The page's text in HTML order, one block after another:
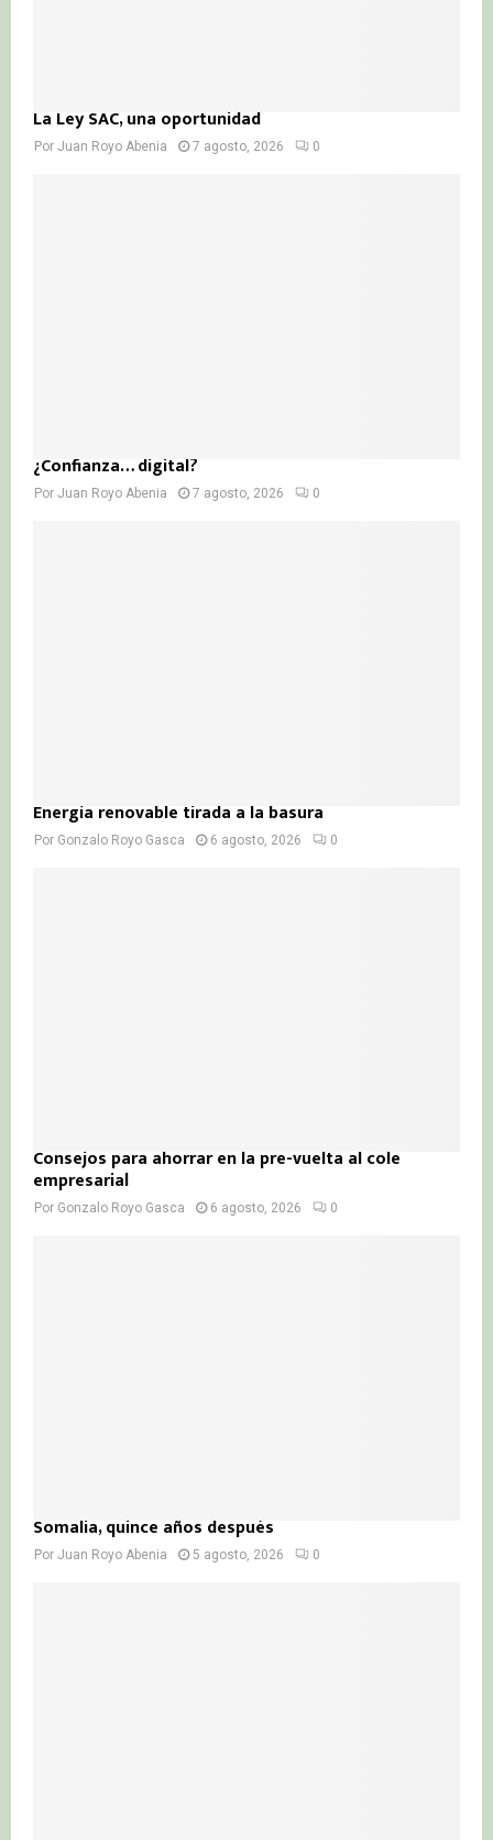
La Ley SAC, una oportunidad
Por Juan Royo Abenia 7 agosto, 2026 0
¿Confianza… digital?
Por Juan Royo Abenia 7 agosto, 2026 0
Energía renovable tirada a la basura
Por Gonzalo Royo Gasca 6 agosto, 2026 0
Consejos para ahorrar en la pre-vuelta al cole
empresarial
Por Gonzalo Royo Gasca 6 agosto, 2026 0
Somalia, quince años después
Por Juan Royo Abenia 5 agosto, 2026 0